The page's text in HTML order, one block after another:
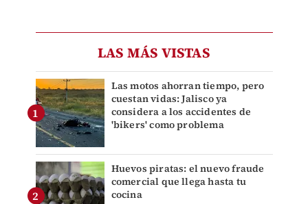
LAS MÁS VISTAS
Las motos ahorran tiempo, pero
cuestan vidas: Jalisco ya
considera a los accidentes de
'bikers' como problema
Huevos piratas: el nuevo fraude
comercial que llega hasta tu
cocina